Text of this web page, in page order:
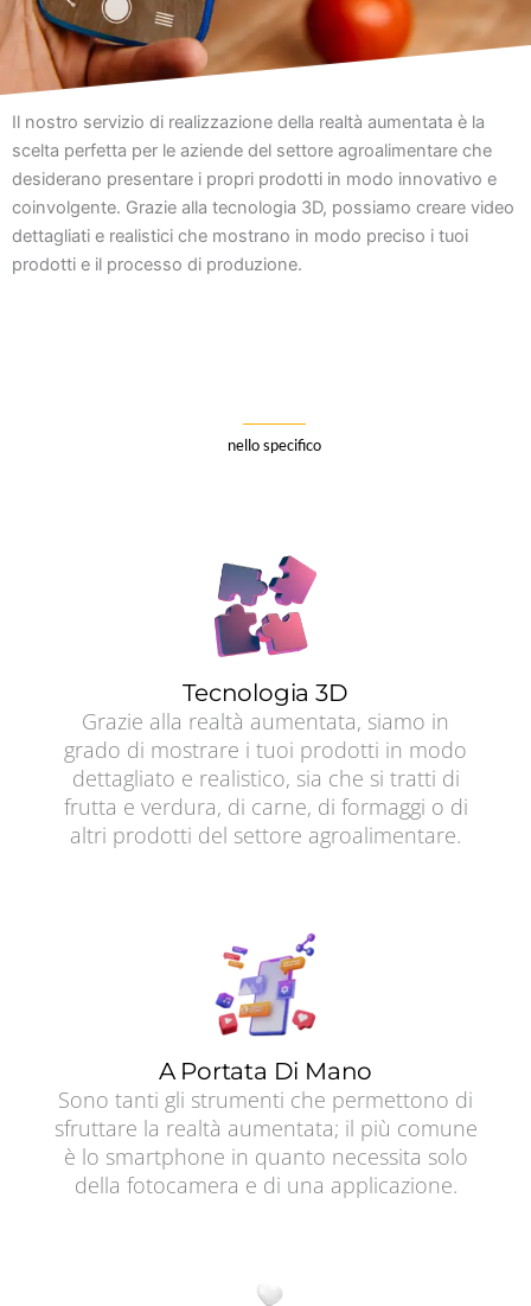
Il nostro servizio di realizzazione della realtà aumentata è la
scelta perfetta per le aziende del settore agroalimentare che
desiderano presentare i propri prodotti in modo innovativo e
coinvolgente. Grazie alla tecnologia 3D, possiamo creare video
dettagliati e realistici che mostrano in modo preciso i tuoi
prodotti e il processo di produzione.
nello specifico
Tecnologia 3D
Grazie alla realtà aumentata, siamo in
grado di mostrare i tuoi prodotti in modo
dettagliato e realistico, sia che si tratti di
frutta e verdura, di carne, di formaggi o di
altri prodotti del settore agroalimentare.
A Portata Di Mano
Sono tanti gli strumenti che permettono di
sfruttare la realtà aumentata; il più comune
è lo smartphone in quanto necessita solo
della fotocamera e di una applicazione.